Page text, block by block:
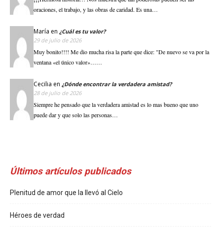
oraciones, el trabajo, y las obras de caridad. Es una…
María en ¿Cuál es tu valor?
29 de julio de 2026
Muy bonito!!!! Me dio mucha risa la parte que dice: "De nuevo se va por la
ventana «el único valor»……
Cecilia en ¿Dónde encontrar la verdadera amistad?
28 de julio de 2026
Siempre he pensado que la verdadera amistad es lo mas bueno que uno
puede dar y que solo las personas…
Últimos artículos publicados
Plenitud de amor que la llevó al Cielo
Héroes de verdad